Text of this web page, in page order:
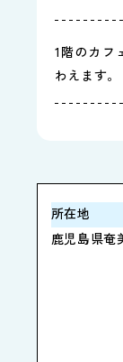
1階のカフ
わえます。
所在地
鹿児島県奄